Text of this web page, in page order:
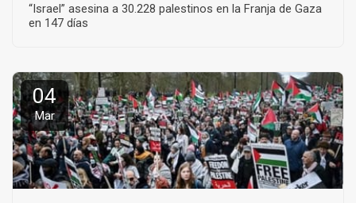
“Israel” asesina a 30.228 palestinos en la Franja de Gaza
en 147 días
04
Mar